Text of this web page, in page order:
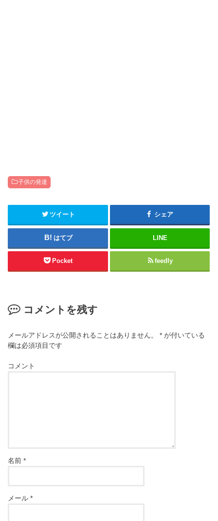
子供の発達
ツイート シェア
はてブ LINE
Pocket feedly
コメントを残す
メールアドレスが公開されることはありません。 * が付いている
欄は必須項目です
コメント
名前*
メール*